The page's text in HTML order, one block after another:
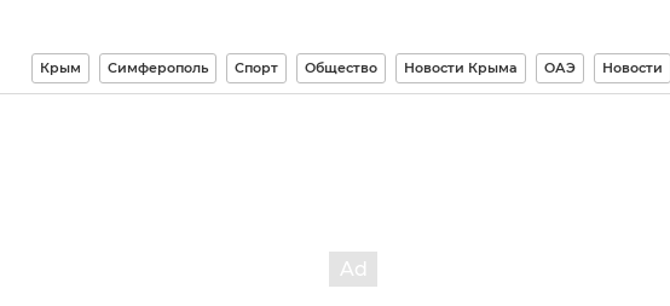
Крым Симферополь Спорт Общество Новости Крыма ОАЭ Новости